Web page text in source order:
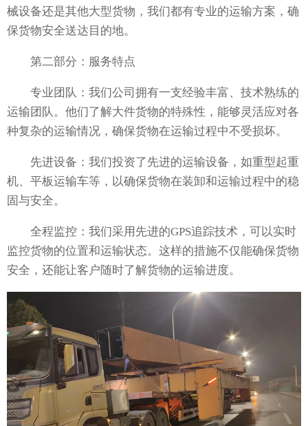
械设备还是其他大型货物，我们都有专业的运输方案，确
保货物安全送达目的地。
第二部分：服务特点
专业团队：我们公司拥有一支经验丰富、技术熟练的
运输团队。他们了解大件货物的特殊性，能够灵活应对各
种复杂的运输情况，确保货物在运输过程中不受损坏。
先进设备：我们投资了先进的运输设备，如重型起重
机、平板运输车等，以确保货物在装卸和运输过程中的稳
固与安全。
全程监控：我们采用先进的GPS追踪技术，可以实时
监控货物的位置和运输状态。这样的措施不仅能确保货物
安全，还能让客户随时了解货物的运输进度。